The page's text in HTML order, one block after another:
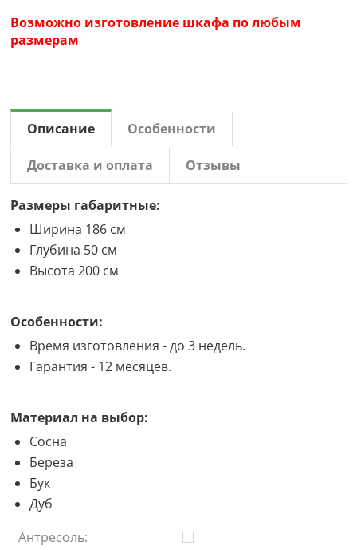
Возможно изготовление шкафа по любым
размерам
Описание Особенности
Доставка и оплата Отзывы
Размеры габаритные:
Ширина 186 см
Глубина 50 см
Высота 200 см
Особенности:
Время изготовления - до 3 недель.
Гарантия - 12 месяцев.
Материал на выбор:
Сосна
Береза
Бук
Дуб
Антресоль: